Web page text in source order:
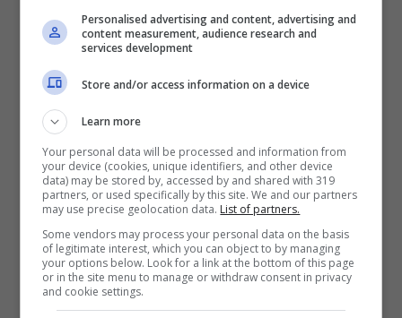
vista l’altezza e l’assenza di qualsiasi
dispositivo di protezione, si è trasformato
complice il caldo inuna vera e propria
trappola mortale
Potrebbe interessarti anche:Il cane si può
buttare dal balcone? Cosa rischia Fido
Probabilmente spaventato dall’altezza e
dalla solitudine, nonché provato dal caldo e
Personalised advertising and content, advertising and
content measurement, audience research and
services development
Store and/or access information on a device
Learn more
Your personal data will be processed and information from
your device (cookies, unique identifiers, and other device
data) may be stored by, accessed by and shared with 319
partners, or used specifically by this site. We and our partners
may use precise geolocation data. List of partners.
Some vendors may process your personal data on the basis
of legitimate interest, which you can object to by managing
your options below. Look for a link at the bottom of this page
or in the site menu to manage or withdraw consent in privacy
and cookie settings.